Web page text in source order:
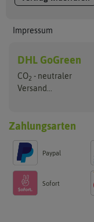
Impressum
DHL GoGreen
CO2 - neutraler
Versand...
Zahlungsarten
Paypal
Sofort